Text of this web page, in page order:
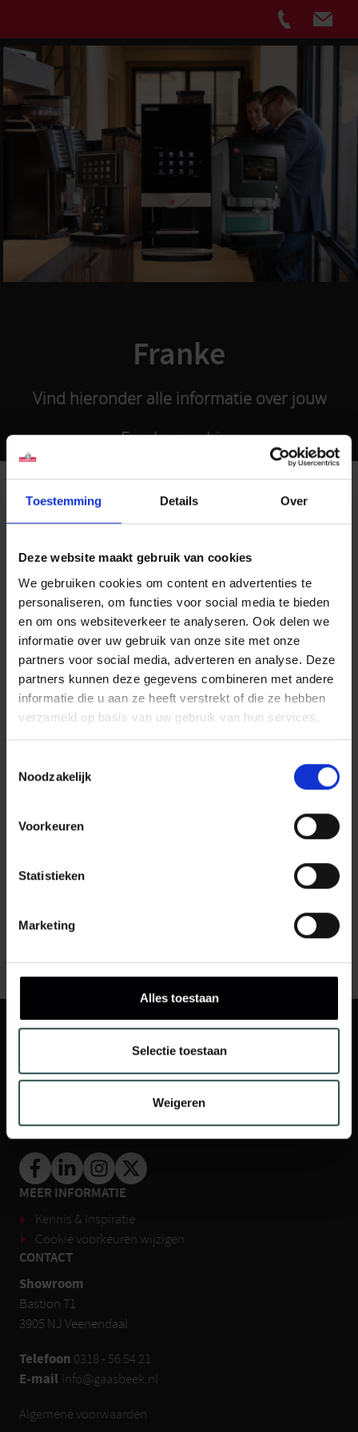
Toestemming Details Over
Deze website maakt gebruik van cookies
We gebruiken cookies om content en advertenties te
personaliseren, om functies voor social media te bieden
en om ons websiteverkeer te analyseren. Ook delen we
informatie over uw gebruik van onze site met onze
partners voor social media, adverteren en analyse. Deze
partners kunnen deze gegevens combineren met andere
informatie die u aan ze heeft verstrekt of die ze hebben
verzameld op basis van uw gebruik van hun services.
Noodzakelijk
Voorkeuren
Statistieken
Marketing
Alles toestaan
Selectie toestaan
Weigeren
Franke
Vind hieronder alle informatie over jouw
Franke-machine
FRANKE
FRANKE A300
FOAMMASTER
FRANKE
Bekijken ››
FRANKE A300 TOPPING
FRANKE
Bekijken ››
Bekijken ››
FRANKE A600
Bekijken ››
VOLG ONS
in te schrijven op onze nieuwsbrief!
Inschrijven nieuwsbrief ››
MEER INFORMATIE
Kennis & Inspiratie
Cookie voorkeuren wijzigen
CONTACT
Showroom
Bastion 71
3905 NJ Veenendaal
Telefoon 0318 - 56 54 21
E-mail info@gaasbeek.nl
Algemene voorwaarden